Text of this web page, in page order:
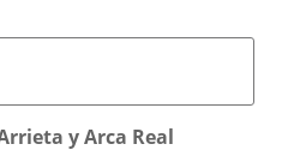
y Arca Real